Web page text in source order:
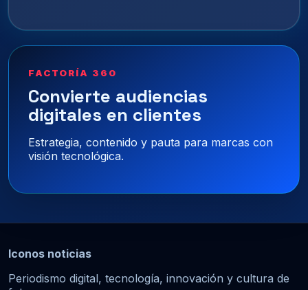
FACTORÍA 360
Convierte audiencias
digitales en clientes
Estrategia, contenido y pauta para marcas con
visión tecnológica.
Iconos noticias
Periodismo digital, tecnología, innovación y cultura de